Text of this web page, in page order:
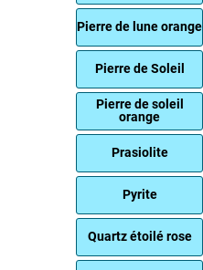
Pierre de lune orange
Pierre de Soleil
Pierre de soleil
orange
Prasiolite
Pyrite
Quartz étoilé rose